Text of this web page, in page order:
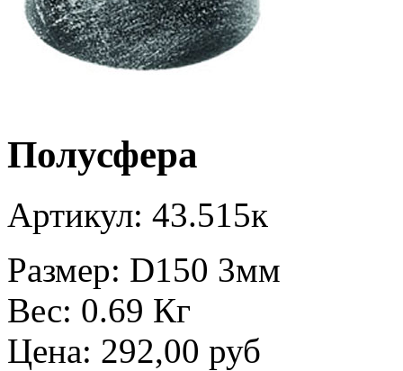
Полусфера
Артикул: 43.515к
Размер: D150 3мм
Вес: 0.69 Кг
Цена: 292,00 руб